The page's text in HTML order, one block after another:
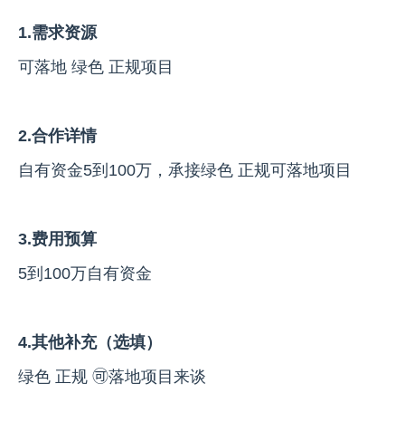
1.需求资源
可落地 绿色 正规项目
2.合作详情
自有资金5到100万，承接绿色 正规可落地项目
3.费用预算
5到100万自有资金
4.其他补充（选填）
绿色 正规 🉑落地项目来谈